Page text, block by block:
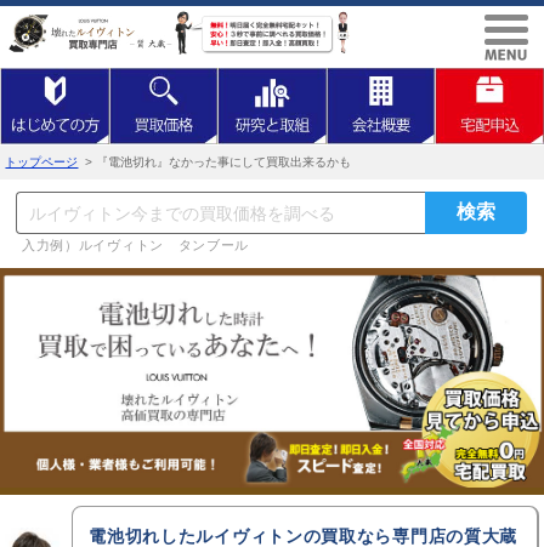
トップページ > 『電池切れ』なかった事にして買取出来るかも
入力例）ルイヴィトン タンブール
電池切れしたルイヴィトンの買取なら専門店の質大蔵